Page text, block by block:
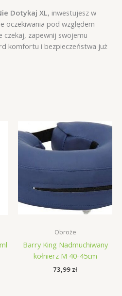
Dotykaj XL, inwestujesz w
oczekiwania pod względem
czekaj, zapewnij swojemu
komfortu i bezpieczeństwa już
Obroże
Barry King Nadmuchiwany
kołnierz M 40-45cm
73,99 zł